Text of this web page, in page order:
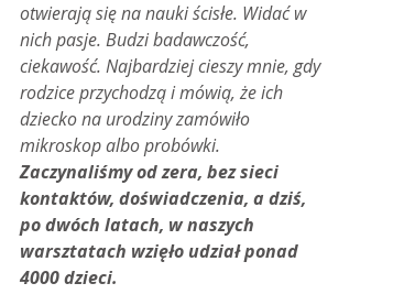
otwierają się na nauki ścisłe. Widać w
nich pasje. Budzi badawczość,
ciekawość. Najbardziej cieszy mnie, gdy
rodzice przychodzą i mówią, że ich
dziecko na urodziny zamówiło
mikroskop albo probówki.
Zaczynaliśmy od zera, bez sieci
kontaktów, doświadczenia, a dziś,
po dwóch latach, w naszych
warsztatach wzięło udział ponad
4000 dzieci.